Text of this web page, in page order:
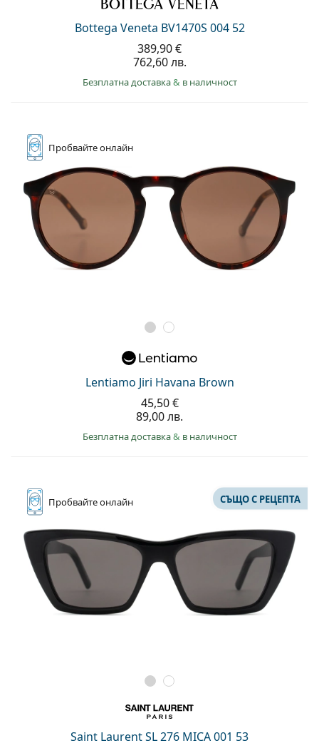
Bottega Veneta BV1470S 004 52
389,90 €
762,60 лв.
Безплатна доставка& в наличност
Пробвайтеонлайн
Lentiamo Jiri Havana Brown
45,50 €
89,00 лв.
Безплатна доставка& в наличност
Пробвайтеонлайн
Saint Laurent SL 276 MICA 001 53
СЪЩО С РЕЦЕПТА